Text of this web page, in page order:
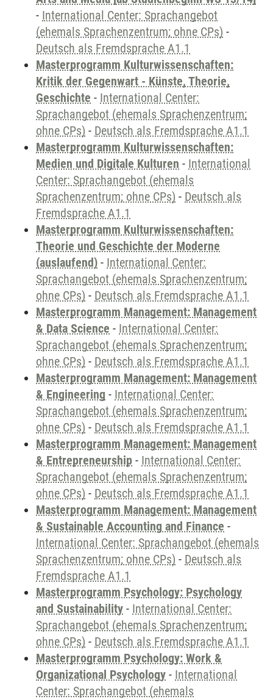
- International Center: Sprachangebot
(ehemals Sprachenzentrum; ohne CPs) -
Deutsch als Fremdsprache A1.1
Masterprogramm Kulturwissenschaften:
Kritik der Gegenwart - Künste, Theorie,
Geschichte - International Center:
Sprachangebot (ehemals Sprachenzentrum;
ohne CPs) - Deutsch als Fremdsprache A1.1
Masterprogramm Kulturwissenschaften:
Medien und Digitale Kulturen - International
Center: Sprachangebot (ehemals
Sprachenzentrum; ohne CPs) - Deutsch als
Fremdsprache A1.1
Masterprogramm Kulturwissenschaften:
Theorie und Geschichte der Moderne
(auslaufend) - International Center:
Sprachangebot (ehemals Sprachenzentrum;
ohne CPs) - Deutsch als Fremdsprache A1.1
Masterprogramm Management: Management
& Data Science - International Center:
Sprachangebot (ehemals Sprachenzentrum;
ohne CPs) - Deutsch als Fremdsprache A1.1
Masterprogramm Management: Management
& Engineering - International Center:
Sprachangebot (ehemals Sprachenzentrum;
ohne CPs) - Deutsch als Fremdsprache A1.1
Masterprogramm Management: Management
& Entrepreneurship - International Center:
Sprachangebot (ehemals Sprachenzentrum;
ohne CPs) - Deutsch als Fremdsprache A1.1
Masterprogramm Management: Management
& Sustainable Accounting and Finance -
International Center: Sprachangebot (ehemals
Sprachenzentrum; ohne CPs) - Deutsch als
Fremdsprache A1.1
Masterprogramm Psychology: Psychology
and Sustainability - International Center:
Sprachangebot (ehemals Sprachenzentrum;
ohne CPs) - Deutsch als Fremdsprache A1.1
Masterprogramm Psychology: Work &
Organizational Psychology - International
Center: Sprachangebot (ehemals